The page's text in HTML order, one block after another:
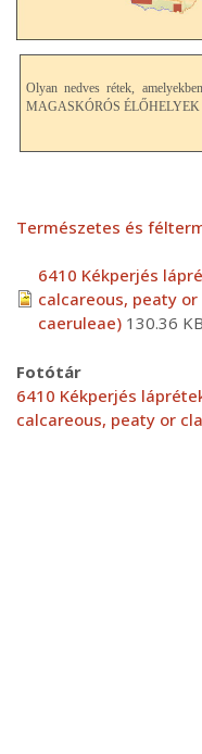
Olyan nedves rétek,
MAGASKÓRÓS ÉLŐHELYEK
Természetes és
6410 Kékperjés
calcareous, peaty
caeruleae) 130.36 KB
Fotótár
6410 Kékperjés
calcareous, peaty or